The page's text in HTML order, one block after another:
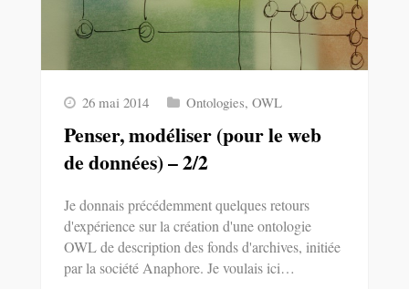
26 mai 2014 Ontologies, OWL
Penser, modéliser (pour le web
de données) – 2/2
Je donnais précédemment quelques retours
d'expérience sur la création d'une ontologie
OWL de description des fonds d'archives, initiée
par la société Anaphore. Je voulais ici…